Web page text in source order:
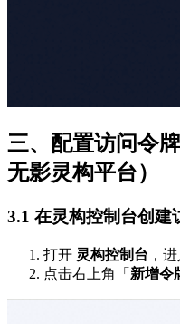
三、配置访问令
无影灵构平台）
3.1 在灵构控制台创建
打开 灵构控制台 ，
点击右上角「 新增令